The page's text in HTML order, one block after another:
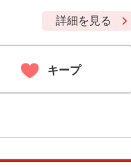
詳細を見る
キープ